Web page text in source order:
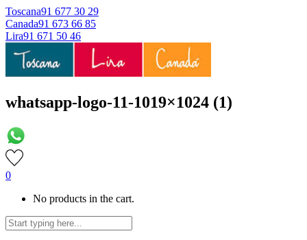
Toscana91 677 30 29
Canada91 673 66 85
Lira91 671 50 46
whatsapp-logo-11-1019×1024 (1)
0
No products in the cart.